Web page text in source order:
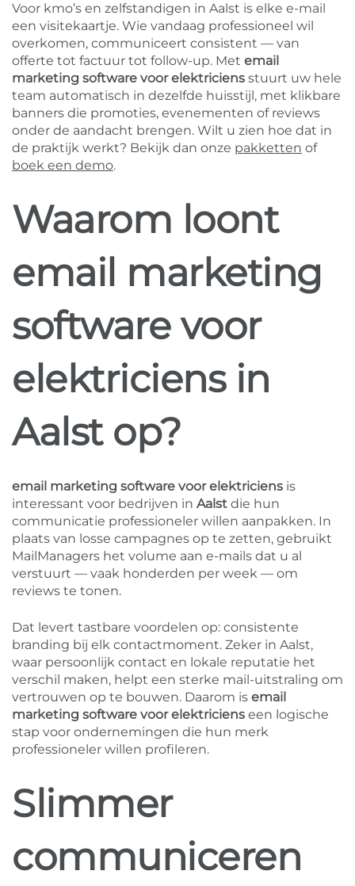
Voor kmo’s en zelfstandigen in Aalst is elke e-mail
een visitekaartje. Wie vandaag professioneel wil
overkomen, communiceert consistent — van
offerte tot factuur tot follow-up. Met email
marketing software voor elektriciens stuurt uw hele
team automatisch in dezelfde huisstijl, met klikbare
banners die promoties, evenementen of reviews
onder de aandacht brengen. Wilt u zien hoe dat in
de praktijk werkt? Bekijk dan onze pakketten of
boek een demo.
Waarom loont
email marketing
software voor
elektriciens in
Aalst op?
email marketing software voor elektriciens is
interessant voor bedrijven in Aalst die hun
communicatie professioneler willen aanpakken. In
plaats van losse campagnes op te zetten, gebruikt
MailManagers het volume aan e-mails dat u al
verstuurt — vaak honderden per week — om
reviews te tonen.
Dat levert tastbare voordelen op: consistente
branding bij elk contactmoment. Zeker in Aalst,
waar persoonlijk contact en lokale reputatie het
verschil maken, helpt een sterke mail-uitstraling om
vertrouwen op te bouwen. Daarom is email
marketing software voor elektriciens een logische
stap voor ondernemingen die hun merk
professioneler willen profileren.
Slimmer
communiceren